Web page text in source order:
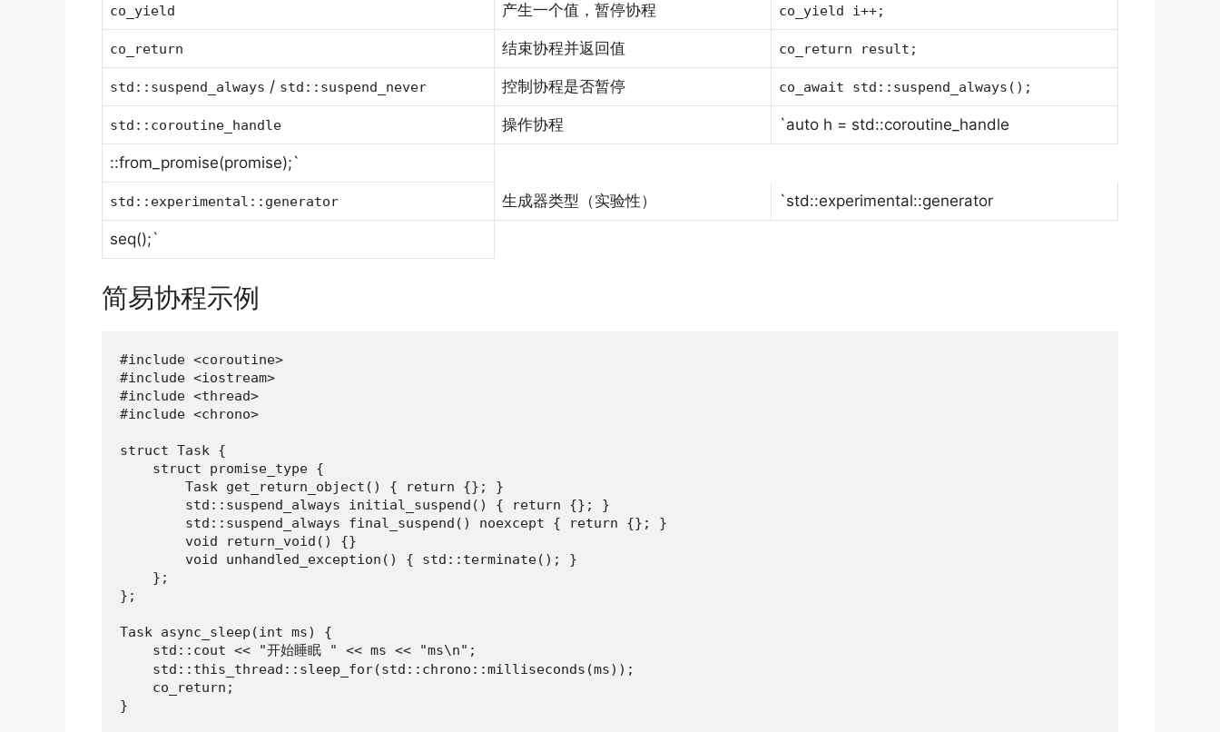
co_yield 产生一个值，暂停协程 co_yield i++;
co_return 结束协程并返回值 co_return result;
std::suspend_always / std::suspend_never 控制协程是否暂停 co_await std::suspend_always();
std::coroutine_handle 操作协程 `auto h = std::coroutine_handle
::from_promise(promise);`
std::experimental::generator 生成器类型（实验性） `std::experimental::generator
seq();`
简易协程示例
#include <coroutine>
#include <iostream>
#include <thread>
#include <chrono>
struct Task {
    struct promise_type {
        Task get_return_object() { return {}; }
        std::suspend_always initial_suspend() { return {}; }
        std::suspend_always final_suspend() noexcept { return {}; }
        void return_void() {}
        void unhandled_exception() { std::terminate(); }
    };
};
Task async_sleep(int ms) {
    std::cout << "开始睡眠 " << ms << "ms\n";
    std::this_thread::sleep_for(std::chrono::milliseconds(ms));
    co_return;
}